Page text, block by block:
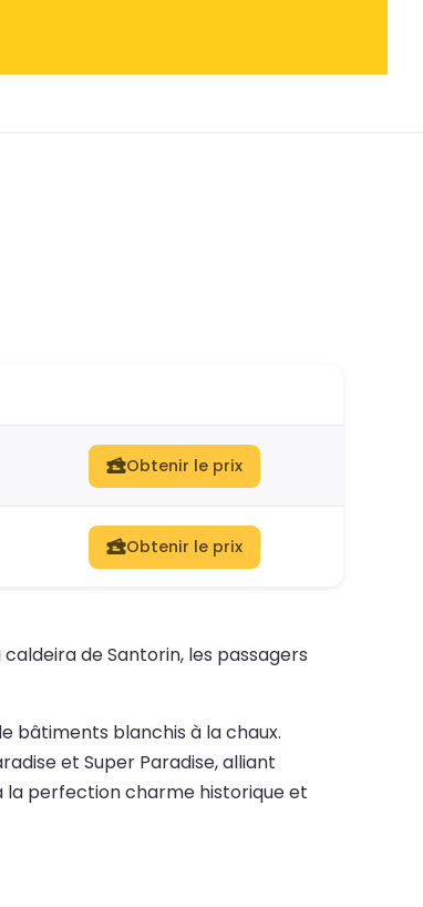
Obtenir le prix
Obtenir le prix
de Santorin, les passagers
bâtiments blanchis à la chaux.
et Super Paradise, alliant
la perfection charme historique et